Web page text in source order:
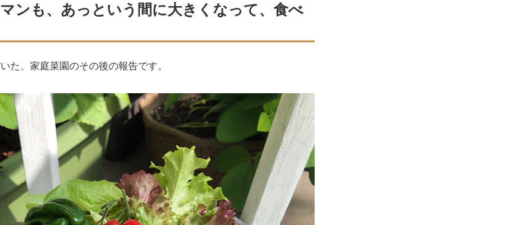
ンも、あっという間に大きくなって、食べ
た、家庭菜園のその後の報告です。